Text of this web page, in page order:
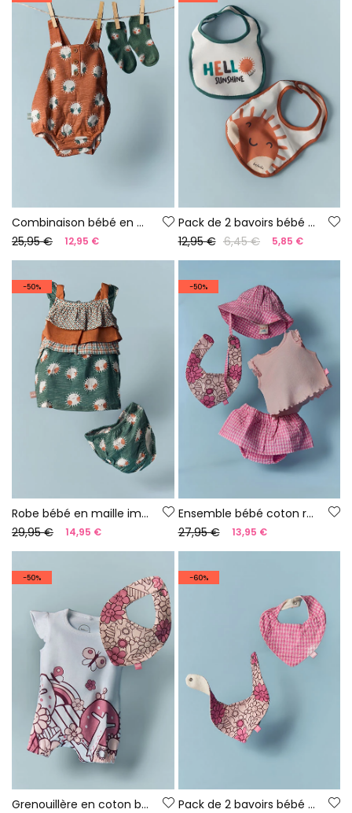
Combinaison bébé en coton imprimé
25,95 €
12,95 €
Pack de 2 bavoirs bébé coton blanc
12,95 € 6,45 € 5,85 €
-50%
Robe bébé en maille imprimée
29,95 €
14,95 €
-50%
Ensemble bébé coton rose
27,95 €
13,95 €
-50%
Grenouillère en coton blanche pour bébé
-60%
Pack de 2 bavoirs bébé en coton imprimé